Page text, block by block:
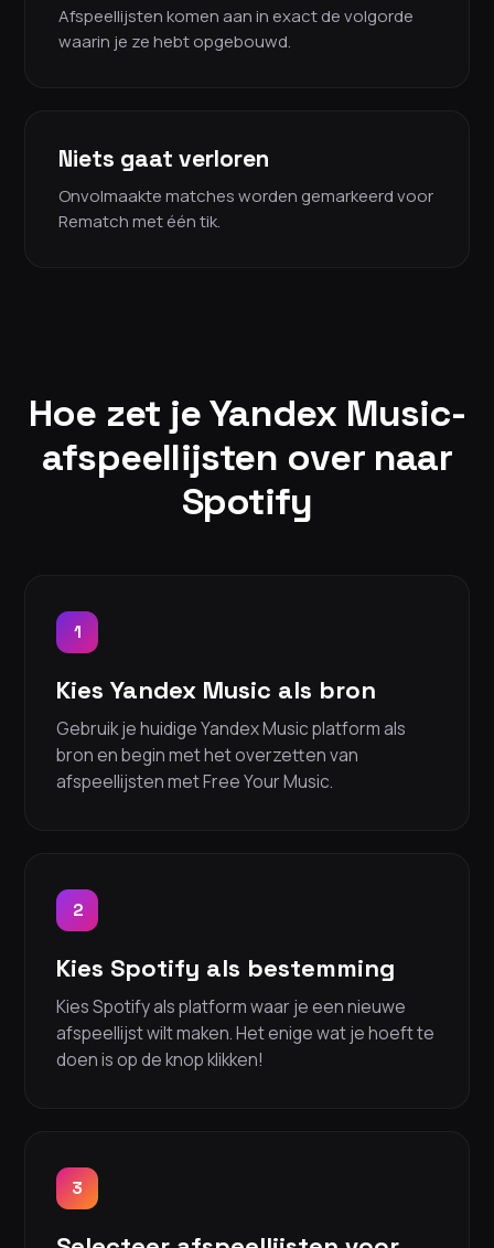
Afspeellijsten komen aan in exact de volgorde
waarin je ze hebt opgebouwd.
Niets gaat verloren
Onvolmaakte matches worden gemarkeerd voor
Rematch met één tik.
Hoe zet je Yandex Music-
afspeellijsten over naar
Spotify
1
Kies Yandex Music als bron
Gebruik je huidige Yandex Music platform als
bron en begin met het overzetten van
afspeellijsten met Free Your Music.
2
Kies Spotify als bestemming
Kies Spotify als platform waar je een nieuwe
afspeellijst wilt maken. Het enige wat je hoeft te
doen is op de knop klikken!
3